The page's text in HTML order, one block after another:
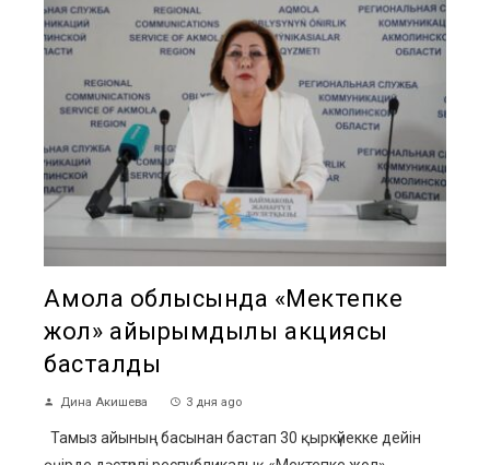
Ақмола облысында «Мектепке
жол» қайырымдылық акциясы
басталды
Дина Акишева 3 дня ago
Тамыз айының басынан бастап 30 қыркүйекке дейін